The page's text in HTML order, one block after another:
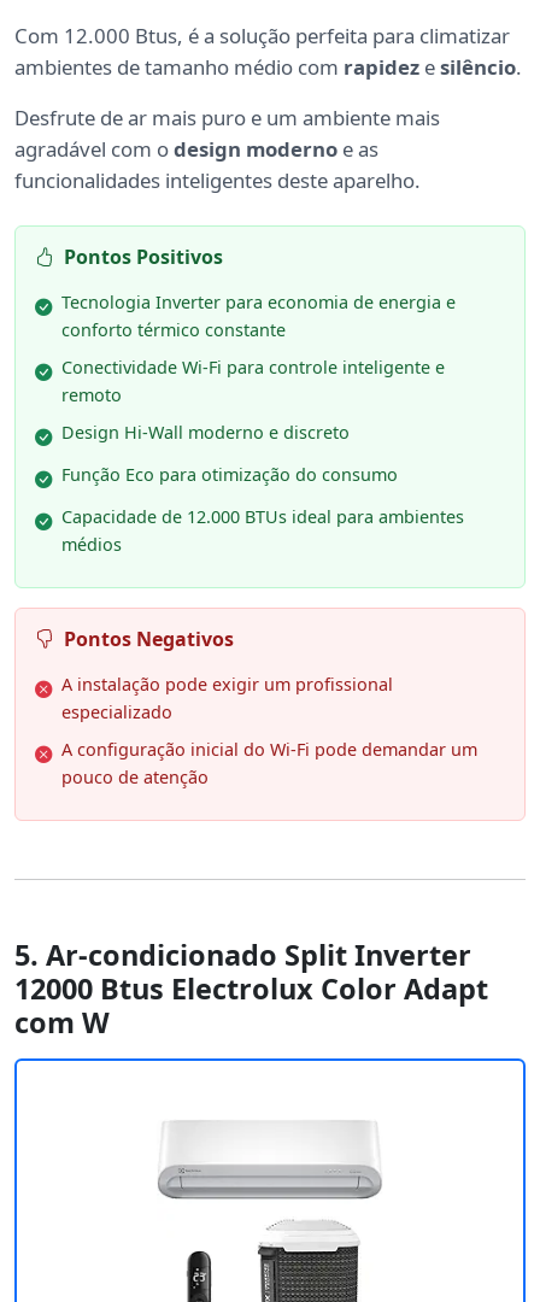
Com 12.000 Btus, é a solução perfeita para climatizar
ambientes de tamanho médio com rapidez esilêncio.
Desfrute de ar mais puro e um ambiente mais
agradável com odesign moderno e as
funcionalidades inteligentes deste aparelho.
Pontos Positivos
Tecnologia Inverter para economia de energia e
conforto térmico constante
Conectividade Wi-Fi para controle inteligente e
remoto
Design Hi-Wall moderno e discreto
Função Eco para otimização do consumo
Capacidade de 12.000 BTUs ideal para ambientes
médios
Pontos Negativos
A instalação pode exigir um profissional
especializado
A configuração inicial do Wi-Fi pode demandar um
pouco de atenção
5. Ar-condicionado Split Inverter
12000 Btus Electrolux Color Adapt
com W